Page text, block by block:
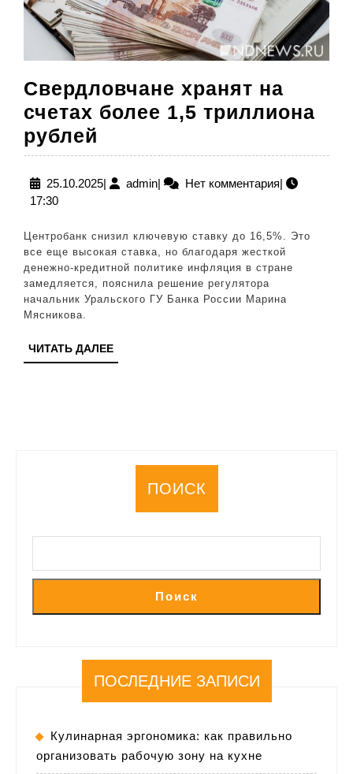
Свердловчане хранят на
счетах более 1,5 триллиона
рублей
хранят
на
более
1,5
триллиона
рублей
25.10.202525.10.2025
| adminadmin
| Нет комментария|
17:30
Центробанк снизил ключевую ставку до 16,5%. Это
все еще высокая ставка, но благодаря жесткой
денежно-кредитной политике инфляция в стране
замедляется, пояснила решение регулятора
начальник Уральского ГУ Банка России Марина
Мясникова.
ЧИТАТЬ ДАЛЕЕЧИТАТЬ
ДАЛЕЕ
ПОИСК
Поиск
ПОСЛЕДНИЕ ЗАПИСИ
Кулинарная эргономика: как правильно
организовать рабочую зону на кухне